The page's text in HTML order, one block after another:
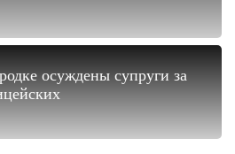
осуждены супруги за